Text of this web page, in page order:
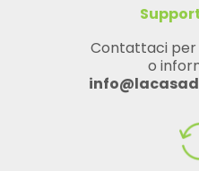
Contattaci per
o